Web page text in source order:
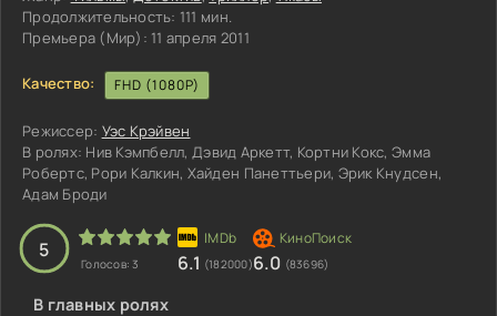
Продолжительность: 111 мин.
Премьера (Мир): 11 апреля 2011
Качество: FHD (1080P)
Режиссер: Уэс Крэйвен
В ролях: Нив Кэмпбелл, Дэвид Аркетт, Кортни Кокс, Эмма
Робертс, Рори Калкин, Хайден Панеттьери, Эрик Кнудсен,
Адам Броди
5
Голосов:3
4
5
6.1 (182000)6.0 (83696)
В главных ролях